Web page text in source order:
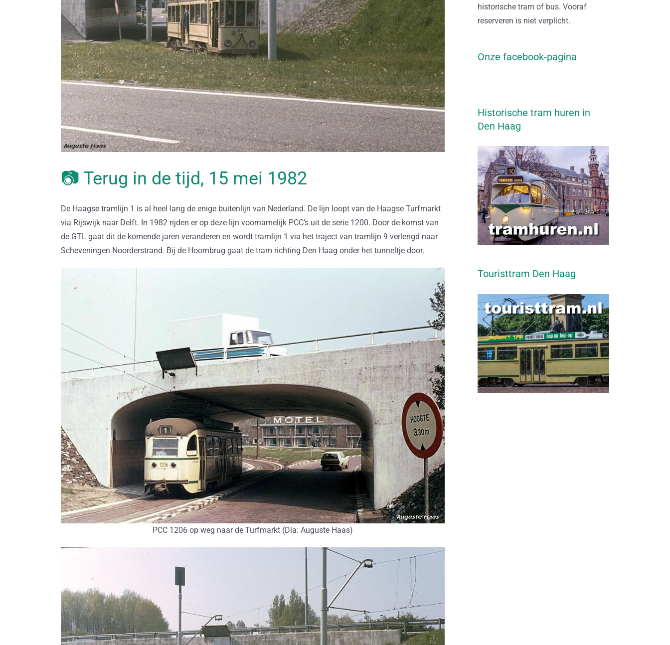
📷 Terug in de tijd, 15 mei 1982
De Haagse tramlijn 1 is al heel lang de enige buitenlijn van Nederland. De lijn loopt van de Haagse Turfmarkt
via Rijswijk naar Delft. In 1982 rijden er op deze lijn voornamelijk PCC’s uit de serie 1200. Door de komst van
de GTL gaat dit de komende jaren veranderen en wordt tramlijn 1 via het traject van tramlijn 9 verlengd naar
Scheveningen Noorderstrand. Bij de Hoornbrug gaat de tram richting Den Haag onder het tunneltje door.
PCC 1206 op weg naar de Turfmarkt (Dia: Auguste Haas)
historische tram of bus. Vooraf
reserveren is niet verplicht.
Onze facebook-pagina
Historische tram huren in
Den Haag
Touristtram Den Haag